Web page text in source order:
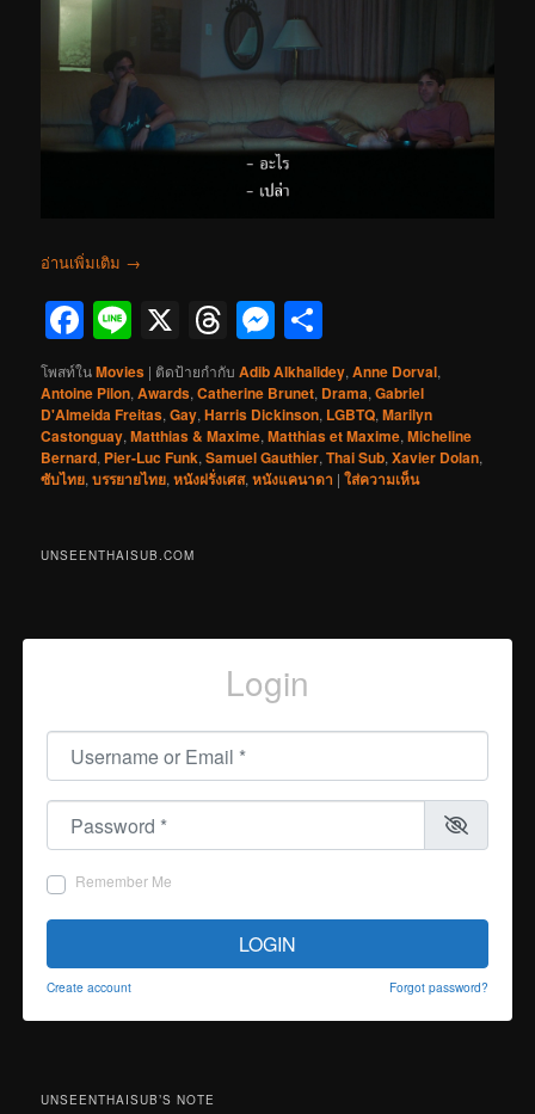
อ่านเพิ่มเติม →
Facebook
Line
X Threads
Messenger
โพสท์ในMovies | ติดป้ายกำกับ Adib Alkhalidey,Anne Dorval,
Antoine Pilon,Awards,Catherine Brunet, Drama,Gabriel
D'Almeida Freitas,Gay,Harris Dickinson, LGBTQ,Marilyn
Castonguay,Matthias & Maxime,Matthias et Maxime,Micheline
Bernard, Pier-Luc Funk,Samuel Gauthier,Thai Sub,Xavier Dolan,
ซับไทย,บรรยายไทย,หนังฝรั่งเศส,หนังแคนาดา |ใส่ความเห็น
UNSEENTHAISUB.COM
Login
Username or Email
Password
Remember Me
LOGIN
Create account Forgot password?
UNSEENTHAISUB’S NOTE